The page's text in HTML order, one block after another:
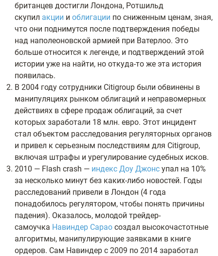
британцев достигли Лондона, Ротшильд
скупил акции и облигации по сниженным ценам, зная,
что они поднимутся после подтверждения победы
над наполеоновской армией при Ватерлоо. Это
больше относится к легенде, и подтверждений этой
истории уже на найти, но откуда-то же эта история
появилась.
В 2004 году сотрудники Citigroup были обвинены в
манипуляциях рынком облигаций и неправомерных
действиях в сфере продаж облигаций, за счет
которых заработали 18 млн. евро. Этот инцидент
стал объектом расследования регуляторных органов
и привел к серьезным последствиям для Citigroup,
включая штрафы и урегулирование судебных исков.
2010 — Flash crash — индекс Доу Джонс упал на 10%
за несколько минут без каких-либо новостей. Годы
расследований привели в Лондон (4 года
понадобилось регулятором, чтобы понять причины
падения). Оказалось, молодой трейдер-
самоучка Навиндер Сарао создал высокочастотные
алгоритмы, манипулирующие заявками в книге
ордеров. Сам Навиндер с 2009 по 2014 заработал